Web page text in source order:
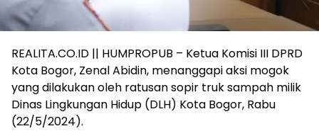
REALITA.CO.ID || HUMPROPUB – Ketua Komisi III DPRD
Kota Bogor, Zenal Abidin, menanggapi aksi mogok
yang dilakukan oleh ratusan sopir truk sampah milik
Dinas Lingkungan Hidup (DLH) Kota Bogor, Rabu
(22/5/2024).